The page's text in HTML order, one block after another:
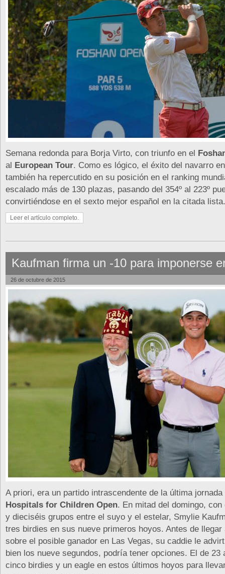
Semana redonda para Borja Virto, con triunfo en el
al European Tour. Como es lógico, el éxito del navarro
también ha repercutido en su posición en el ranking
escalado más de 130 plazas, pasando del 354º al 223º
convirtiéndose en el sexto mejor español en la citada lista.
Leer el artículo completo.
Kaufman firma un -10 para imponerse
26 de octubre de 2015
A priori, era un partido intrascendente de la última
Hospitals for Children Open. En mitad del domingo,
y dieciséis grupos entre el suyo y el estelar, Smylie
tres birdies en sus nueve primeros hoyos. Antes de llegar
sobre el posible ganador en Las Vegas, su caddie le
bien los nueve segundos, podría tener opciones. El de 23
cinco birdies y un eagle en estos últimos hoyos para